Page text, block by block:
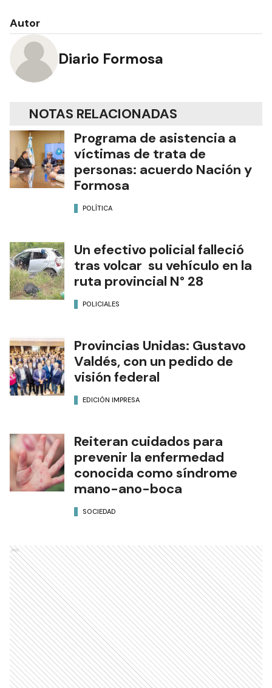
Autor
Diario Formosa
NOTAS RELACIONADAS
Programa de asistencia a
víctimas de trata de
personas: acuerdo Nación y
Formosa
POLÍTICA
Un efectivo policial falleció
tras volcar su vehículo en la
ruta provincial N° 28
POLICIALES
Provincias Unidas: Gustavo
Valdés, con un pedido de
visión federal
EDICIÓN IMPRESA
Reiteran cuidados para
prevenir la enfermedad
conocida como síndrome
mano-ano-boca
SOCIEDAD
Ads